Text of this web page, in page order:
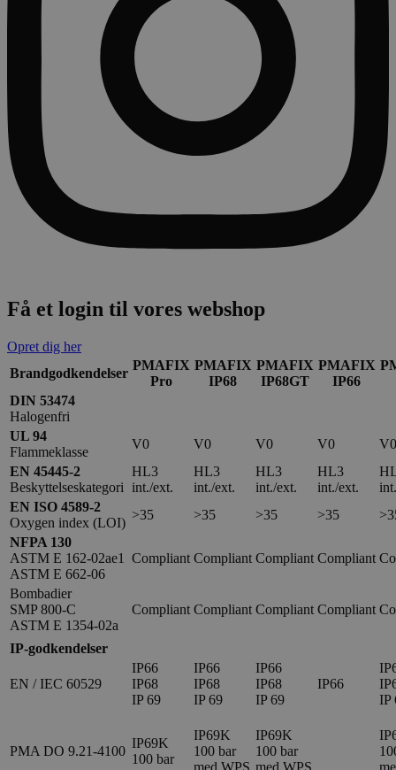
Få et login til vores webshop
Opret dig her
Brandgodkendelser
PMAFIX
Pro
PMAFIX
IP68
PMAFIX
IP68GT
PMAFIX
IP66
DIN 53474
Halogenfri
UL 94
Flammeklasse
V0 V0 V0 V0
V0
EN 45445-2
Beskyttelseskategori
HL3
int./ext.
HL3
int./ext.
HL3
int./ext.
HL3
int./ext.
EN ISO 4589-2
Oxygen index (LOI)
>35 >35 >35 >35
NFPA 130
ASTM E 162-02ae1
ASTM E 662-06
Compliant Compliant Compliant Compliant
Bombadier
SMP 800-C
ASTM E 1354-02a
Compliant Compliant Compliant Compliant
IP-godkendelser
EN / IEC 60529
IP66
IP68
IP 69
IP66
IP68
IP 69
IP66
IP68
IP 69
IP66
IP
PMA DO 9.21-4100
IP69K
100 bar
IP69K
100 bar
IP69K
100 bar